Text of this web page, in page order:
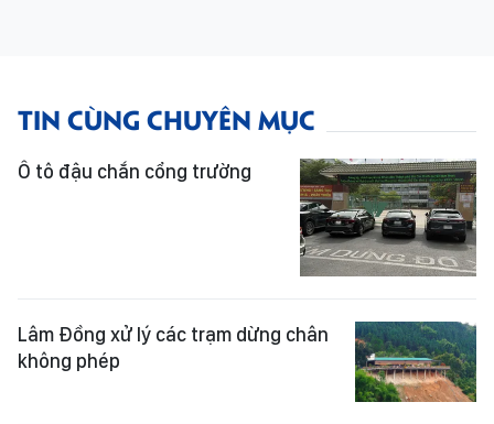
TIN CÙNG CHUYÊN MỤC
Ô tô đậu chắn cổng trường
Lâm Đồng xử lý các trạm dừng chân
không phép